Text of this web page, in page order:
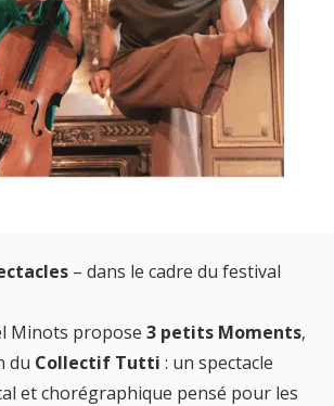
– dans le cadre du festival
Minots propose 3 petits Moments,
du Collectif Tutti : un spectacle
et chorégraphique pensé pour les